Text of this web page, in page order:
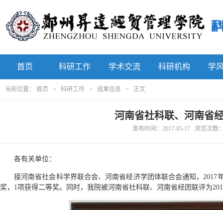
首页 科研工作 学术交流 科研机构 学
当前位置： 首页 > 科研工作 > 成果信息 > 正文
河南省社科联、河南省
发布时间：2017-05-17 浏览次数
各有关单位：
接河南省社会科学界联合会、河南省经济学团体联合会通知，2017
奖，1项获得二等奖。同时，我院被河南省社科联、河南省经团联评为